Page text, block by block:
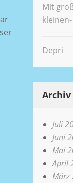
Mit
Depri
Archiv
Juli
Juni
Mai
April
März